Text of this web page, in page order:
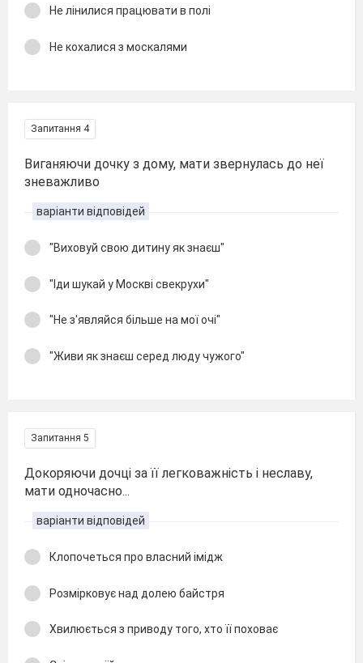
Не лінилися працювати в полі
Не кохалися з москалями
Запитання 4
Виганяючи дочку з дому, мати звернулась до неї
зневажливо
варіанти відповідей
"Виховуй свою дитину як знаєш"
"Іди шукай у Москві свекрухи"
"Не з'являйся більше на мої очі"
"Живи як знаєш серед люду чужого"
Запитання 5
Докоряючи дочці за її легковажність і неславу,
мати одночасно...
варіанти відповідей
Клопочеться про власний імідж
Розмірковує над долею байстря
Хвилюється з приводу того, хто її поховає